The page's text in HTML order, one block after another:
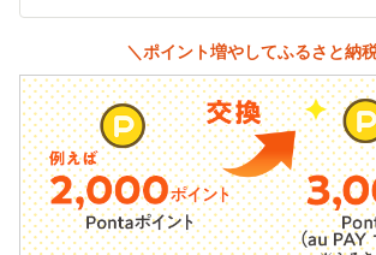
＼ポイント増やしてふるさと納